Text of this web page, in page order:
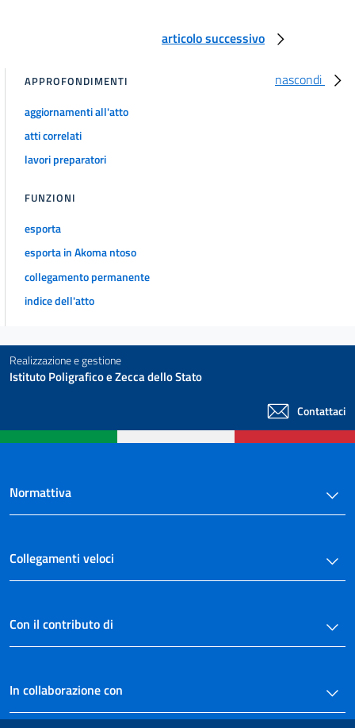
articolo successivo
nascondi
APPROFONDIMENTI
aggiornamenti all'atto
atti correlati
lavori preparatori
FUNZIONI
esporta
esporta in Akoma ntoso
collegamento permanente
indice dell'atto
Realizzazione e gestione
Istituto Poligrafico e Zecca dello Stato
Contattaci
Normattiva
Collegamenti veloci
Con il contributo di
In collaborazione con